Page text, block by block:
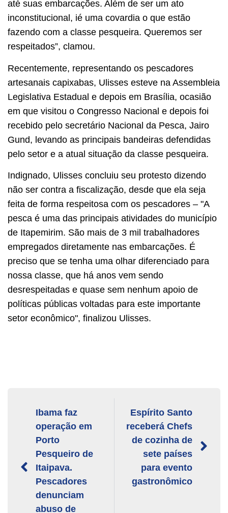
até suas embarcações. Além de ser um ato
inconstitucional, ié uma covardia o que estão
fazendo com a classe pesqueira. Queremos ser
respeitados”, clamou.
Recentemente, representando os pescadores
artesanais capixabas, Ulisses esteve na Assembleia
Legislativa Estadual e depois em Brasília, ocasião
em que visitou o Congresso Nacional e depois foi
recebido pelo secretário Nacional da Pesca, Jairo
Gund, levando as principais bandeiras defendidas
pelo setor e a atual situação da classe pesqueira.
Indignado, Ulisses concluiu seu protesto dizendo
não ser contra a fiscalização, desde que ela seja
feita de forma respeitosa com os pescadores – "A
pesca é uma das principais atividades do município
de Itapemirim. São mais de 3 mil trabalhadores
empregados diretamente nas embarcações. É
preciso que se tenha uma olhar diferenciado para
nossa classe, que há anos vem sendo
desrespeitadas e quase sem nenhum apoio de
políticas públicas voltadas para este importante
setor econômico", finalizou Ulisses.
Ibama faz
operação em
Porto
Pesqueiro de
Itaipava.
Pescadores
denunciam
abuso de
Espírito Santo
receberá Chefs
de cozinha de
sete países
para evento
gastronômico